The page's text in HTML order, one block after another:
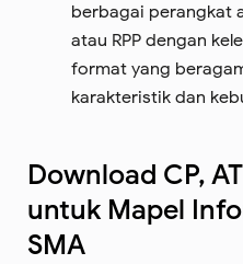
berbagai perangkat
atau RPP dengan
format yang
karakteristik dan
Download CP,
untuk Mapel
SMA